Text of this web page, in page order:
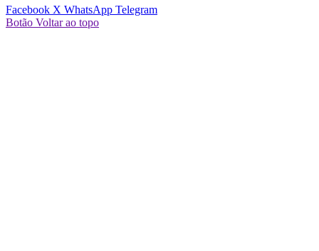
Facebook X WhatsApp Telegram
Botão Voltar ao topo